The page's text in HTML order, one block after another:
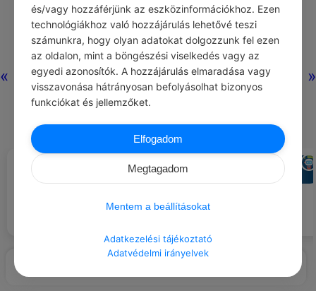
« »
Nincs még
hozzászólás.
#NAPI SZLOGEN
Nem vagyok olyan szép, mint te.
JÓCSELEKEDET
CHATGPT
Lepj meg egy gyereket egy
és/vagy hozzáférjünk az eszközinformációkhoz. Ezen
technológiákhoz való hozzájárulás lehetővé teszi
számunkra, hogy olyan adatokat dolgozzunk fel ezen
az oldalon, mint a böngészési viselkedés vagy az
egyedi azonosítók. A hozzájárulás elmaradása vagy
visszavonása hátrányosan befolyásolhat bizonyos
funkciókat és jellemzőket.
Elfogadom
Megtagadom
Mentem a beállításokat
Adatkezelési tájékoztató
Adatvédelmi irányelvek